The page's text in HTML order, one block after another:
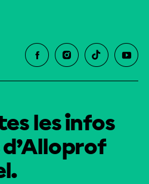
les infos